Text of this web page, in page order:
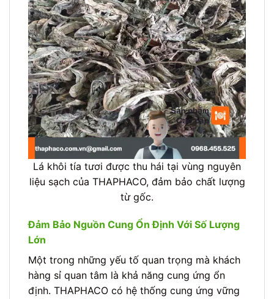
Lá khôi tía tươi được thu hái tại vùng nguyên
liệu sạch của THAPHACO, đảm bảo chất lượng
từ gốc.
Đảm Bảo Nguồn Cung Ổn Định Với Số Lượng
Lớn
Một trong những yếu tố quan trọng mà khách
hàng sỉ quan tâm là khả năng cung ứng ổn
định. THAPHACO có hệ thống cung ứng vững